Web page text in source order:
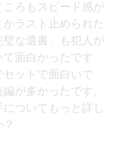
ろもスピード感が
ラスト止められた
な遺書」も犯人が
面白かったです
ットで面白いで
が多かったです。
ついてもっと詳し